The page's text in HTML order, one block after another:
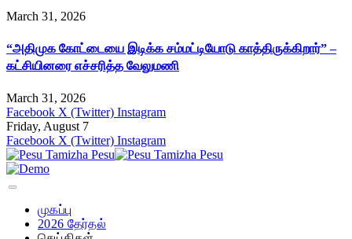
March 31, 2026
“அதிமுக கோட்டையை இடிக்க சம்மட்டியோடு காத்திருக்கிறார்” –
கட்சியினரை எச்சரித்த வேலுமணி
March 31, 2026
Facebook X (Twitter) Instagram
Friday, August 7
Facebook X (Twitter) Instagram
முகப்பு
2026 தேர்தல்